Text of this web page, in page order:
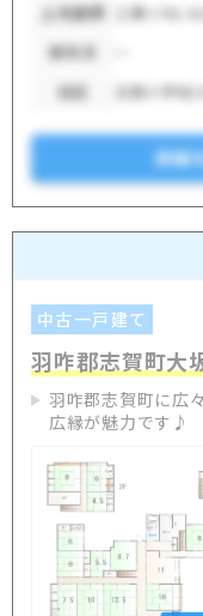
土地面積
公簿
築年月
校区
志賀小学
詳細
中古一戸建て
羽咋郡志賀町大
羽咋郡志賀町に広
広縁が魅力です♪